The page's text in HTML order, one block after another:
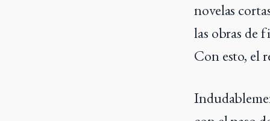
novelas
las obras de
Con esto, el